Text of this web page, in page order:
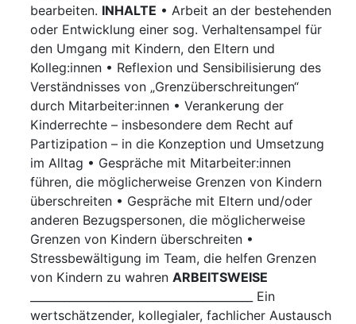
bearbeiten. INHALTE • Arbeit an der bestehenden
oder Entwicklung einer sog. Verhaltensampel für
den Umgang mit Kindern, den Eltern und
Kolleg:innen • Reflexion und Sensibilisierung des
Verständnisses von „Grenzüberschreitungen“
durch Mitarbeiter:innen • Verankerung der
Kinderrechte – insbesondere dem Recht auf
Partizipation – in die Konzeption und Umsetzung
im Alltag • Gespräche mit Mitarbeiter:innen
führen, die möglicherweise Grenzen von Kindern
überschreiten • Gespräche mit Eltern und/oder
anderen Bezugspersonen, die möglicherweise
Grenzen von Kindern überschreiten •
Stressbewältigung im Team, die helfen Grenzen
von Kindern zu wahren ARBEITSWEISE
________________________________________ Ein
wertschätzender, kollegialer, fachlicher Austausch